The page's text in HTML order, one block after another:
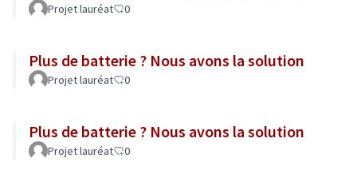
Projet lauréat 0
Plus de batterie ? Nous avons la solution
Projet lauréat 0
Plus de batterie ? Nous avons la solution
Projet lauréat 0